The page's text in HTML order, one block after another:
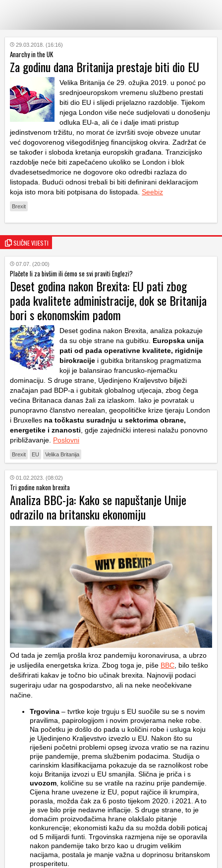
KATEGORIJE
HRVATSKI
29.03.2018. (16:16)
Anarchy in the UK
Za godinu dana Britanija prestaje biti dio EU
Velika Britanija će 29. ožujka 2019. u ponoć po
srednjoeuropskom vremenu službeno prestati
biti dio EU i slijedi prijelazno razdoblje. Tijekom
njega London više neće sudjelovati u donošenju
odluka EU-a, ali će i dalje imati pristup
jedinstvenom tržištu, no morat će izvršiti svoje obveze unutar
već dogovorenog višegodišnjeg financijskog okvira. Zadržat će
se također i sloboda kretanja europskih građana. Tranzicijsko
razdoblje neće biti zapečaćeno ukoliko se London i blok
dvadesetsedmorice ne dogovore oko odredbi razlaza do
listopada. Budući odnosi trebali bi biti definirani deklaracijom
koja isto mora biti potpisana do listopada. Seebiz
Brexit
SLIČNE VIJESTI
07.07. (20:00)
Plačete li za bivšim ili ćemo se svi praviti Englezi?
Deset godina nakon Brexita: EU pati zbog
pada kvalitete administracije, dok se Britanija
bori s ekonomskim padom
Deset godina nakon Brexita, analiza pokazuje
da su obje strane na gubitku.
Europska unija
pati od pada operativne kvalitete, rigidnije
birokracije i gubitka britanskog pragmatizma
koji je balansirao francusko-njemačku
dominaciju. S druge strane, Ujedinjeno Kraljevstvo bilježi
značajan pad BDP-a i gubitak globalnog utjecaja, zbog čega
većina Britanaca danas žali za izlaskom. Iako je povratak u
punopravno članstvo nerealan, geopolitičke krize tjeraju London
i Bruxelles na točkastu suradnju u sektorima obrane,
energetike i znanosti , gdje zajednički interesi nalažu ponovno
približavanje. Poslovni
Brexit EU Velika Britanija
01.02.2023. (08:02)
Tri godine nakon brexita
Analiza BBC-ja: Kako se napuštanje Unije
odrazilo na britansku ekonomiju
Od tada je zemlja prošla kroz pandemiju koronavirusa, a ubrzo
je uslijedila energetska kriza. Zbog toga je, piše BBC , bilo teško
dešifrirati kakav je točno bio učinak brexita. Najnoviji podaci
sugeriraju udar na gospodarstvo, ali na neke neočekivane
načine.
Trgovina – tvrtke koje trguju s EU suočile su se s novim
pravilima, papirologijom i novim provjerama neke robe.
Na početku je došlo do pada u količini robe i usluga koju
je Ujedinjeno Kraljevstvo izvezlo u EU. Nakon što su
riješeni početni problemi opseg izvoza vratio se na razinu
prije pandemije, prema službenim podacima. Studija o
carinskim klasifikacijama pokazuje da se raznolikost robe
koju Britanija izvozi u EU smanjila. Slična je priča i s
uvozom , količine su se vratile na razinu prije pandemije.
Cijena hrane uvezene iz EU, poput rajčice ili krumpira,
porasla, možda čak za 6 posto tijekom 2020. i 2021. A to
je sve bilo prije nedavne inflacije. S druge strane, to je
domaćim proizvođačima hrane olakšalo pitanje
konkurencije; ekonomisti kažu da su možda dobili poticaj
od 5 milijardi funti. Trgovinska razmjena nije se oporavila
nakon pandemije tako brzo kao u drugim velikim
nacijama, postala je manje važna u doprinosu britanskom
prosperitetu.